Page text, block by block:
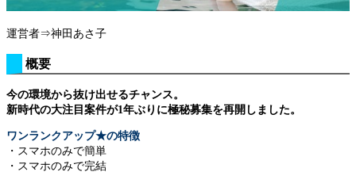
運営者⇒神田あさ子
概要
今の環境から抜け出せるチャンス。
新時代の大注目案件が1年ぶりに極秘募集を再開しました。
ワンランクアップ★の特徴
・スマホのみで簡単
・スマホのみで完結